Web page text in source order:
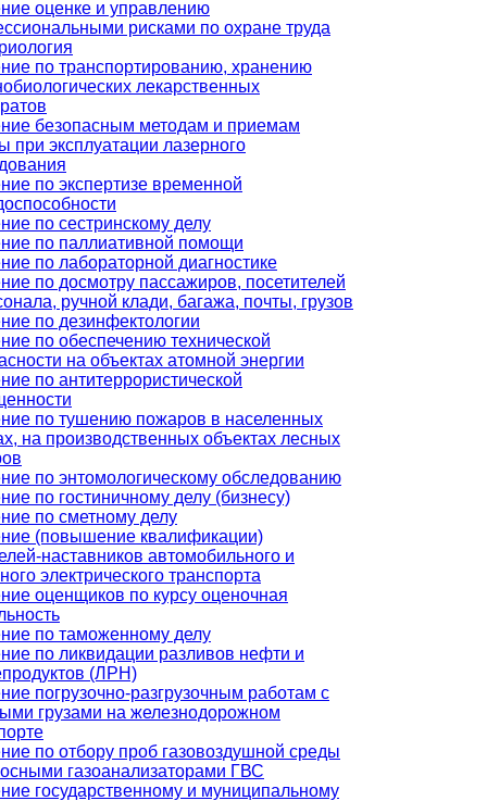
оценке и управлению
рисками по охране труда
по транспортированию, хранению
лекарственных
безопасным методам и приемам
при эксплуатации лазерного
по экспертизе временной
по сестринскому делу
по паллиативной помощи
по лабораторной диагностике
по досмотру пассажиров, посетителей
ручной клади, багажа, почты, грузов
по дезинфектологии
по обеспечению технической
на объектах атомной энергии
по антитеррористической
по тушению пожаров в населенных
на производственных объектах лесных
по энтомологическому обследованию
по гостиничному делу (бизнесу)
по сметному делу
(повышение квалификации)
наставников автомобильного и
электрического транспорта
оценщиков по курсу оценочная
по таможенному делу
по ликвидации разливов нефти и
(ЛРН)
погрузочно-разгрузочным работам с
грузами на железнодорожном
по отбору проб газовоздушной среды
газоанализаторами ГВС
государственному и муниципальному